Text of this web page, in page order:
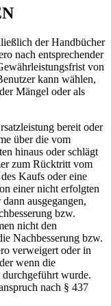
der Handbücher
nach entsprechender
von
kann wählen,
Mängel oder als
bereit oder
über die vom
hinaus oder schlägt
zum Rücktritt vom
Kaufs oder eine
einer nicht erfolgten
ausgegangen,
bzw.
nicht den
Nachbesserung bzw.
verweigert oder in
wenn die
wurde.
nach § 437